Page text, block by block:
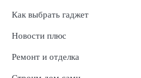
Как выбрать гаджет
Новости плюс
Ремонт и отделка